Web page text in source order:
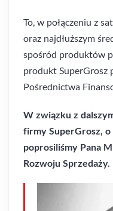
To, w połączeniu z
oraz najdłuższym
spośród produktów
produkt SuperGrosz
Pośrednictwa
W związku z
firmy SuperGrosz,
poprosiliśmy Pana
Rozwoju Sprzedaży.